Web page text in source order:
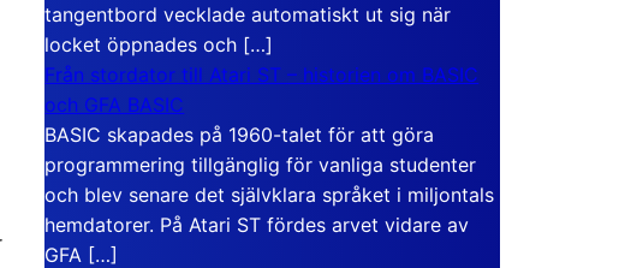
tangentbord vecklade automatiskt ut sig när
locket öppnades och […]
Från stordator till Atari ST – historien om BASIC
och GFA BASIC
BASIC skapades på 1960-talet för att göra
programmering tillgänglig för vanliga studenter
och blev senare det självklara språket i miljontals
hemdatorer. På Atari ST fördes arvet vidare av
GFA […]